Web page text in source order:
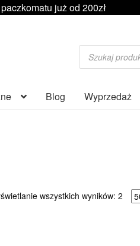
już od 200zł
Wyszukiwarka
produktów
Blog Wyprzedaż
wszystkich wyników: 2